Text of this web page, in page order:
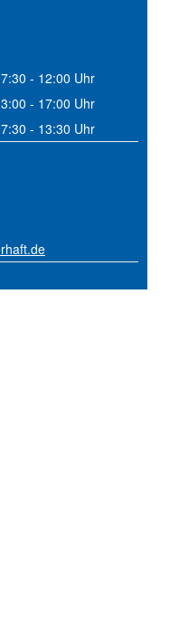
- 12:00 Uhr
- 17:00 Uhr
- 13:30 Uhr